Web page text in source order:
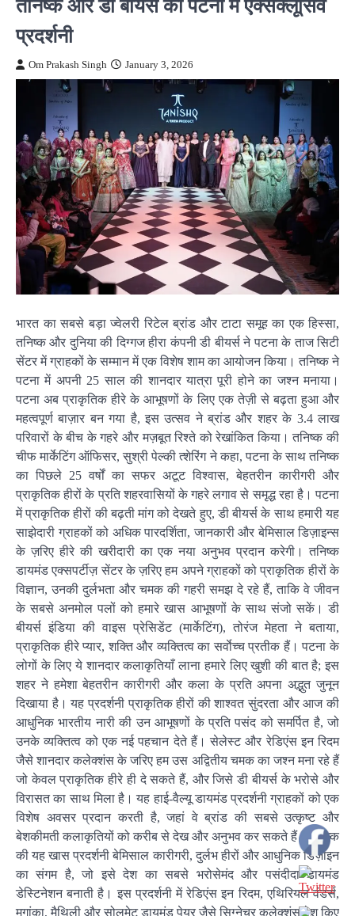
प्रदर्शनी
Om Prakash Singh January 3, 2026
भारत का सबसे बड़ा ज्वेलरी रिटेल ब्रांड और टाटा समूह का एक हिस्सा,
तनिष्क और दुनिया की दिग्गज हीरा कंपनी डी बीयर्स ने पटना के ताज सिटी
सेंटर में ग्राहकों के सम्मान में एक विशेष शाम का आयोजन किया। तनिष्क ने
पटना में अपनी 25 साल की शानदार यात्रा पूरी होने का जश्न मनाया।
पटना अब प्राकृतिक हीरे के आभूषणों के लिए एक तेज़ी से बढ़ता हुआ और
महत्वपूर्ण बाज़ार बन गया है, इस उत्सव ने ब्रांड और शहर के 3.4 लाख
परिवारों के बीच के गहरे और मज़बूत रिश्ते को रेखांकित किया। तनिष्क की
चीफ मार्केटिंग ऑफिसर, सुश्री पेल्की त्शेरिंग ने कहा, पटना के साथ तनिष्क
का पिछले 25 वर्षों का सफर अटूट विश्वास, बेहतरीन कारीगरी और
प्राकृतिक हीरों के प्रति शहरवासियों के गहरे लगाव से समृद्ध रहा है। पटना
में प्राकृतिक हीरों की बढ़ती मांग को देखते हुए, डी बीयर्स के साथ हमारी यह
साझेदारी ग्राहकों को अधिक पारदर्शिता, जानकारी और बेमिसाल डिज़ाइन्स
के ज़रिए हीरे की खरीदारी का एक नया अनुभव प्रदान करेगी। तनिष्क
डायमंड एक्सपर्टीज़ सेंटर के ज़रिए हम अपने ग्राहकों को प्राकृतिक हीरों के
विज्ञान, उनकी दुर्लभता और चमक की गहरी समझ दे रहे हैं, ताकि वे जीवन
के सबसे अनमोल पलों को हमारे खास आभूषणों के साथ संजो सकें। डी
बीयर्स इंडिया की वाइस प्रेसिडेंट (मार्केटिंग), तोरंज मेहता ने बताया,
प्राकृतिक हीरे प्यार, शक्ति और व्यक्तित्व का सर्वाेच्च प्रतीक हैं। पटना के
लोगों के लिए ये शानदार कलाकृतियाँ लाना हमारे लिए खुशी की बात है; इस
शहर ने हमेशा बेहतरीन कारीगरी और कला के प्रति अपना अद्भुत जुनून
दिखाया है। यह प्रदर्शनी प्राकृतिक हीरों की शाश्वत सुंदरता और आज की
आधुनिक भारतीय नारी की उन आभूषणों के प्रति पसंद को समर्पित है, जो
उनके व्यक्तित्व को एक नई पहचान देते हैं। सेलेस्ट और रेडिएंस इन रिदम
जैसे शानदार कलेक्शंस के जरिए हम उस अद्वितीय चमक का जश्न मना रहे हैं
जो केवल प्राकृतिक हीरे ही दे सकते हैं, और जिसे डी बीयर्स के भरोसे और
विरासत का साथ मिला है। यह हाई-वैल्यू डायमंड प्रदर्शनी ग्राहकों को एक
विशेष अवसर प्रदान करती है, जहां वे ब्रांड की सबसे उत्कृष्ट और
बेशकीमती कलाकृतियों को करीब से देख और अनुभव कर सकते हैं। तनिष्क
की यह खास प्रदर्शनी बेमिसाल कारीगरी, दुर्लभ हीरों और आधुनिक डिज़ाइन
का संगम है, जो इसे देश का सबसे भरोसेमंद और पसंदीदा डायमंड
डेस्टिनेशन बनाती है। इस प्रदर्शनी में रेडिएंस इन रिदम, एथिरियल वंडर्स,
मृगांका, मैथिली और सोलमेट डायमंड पेयर जैसे सिग्नेचर कलेक्शंस पेश किए